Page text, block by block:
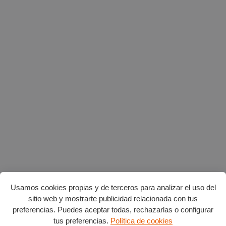
Usamos cookies propias y de terceros para analizar el uso del
sitio web y mostrarte publicidad relacionada con tus
preferencias. Puedes aceptar todas, rechazarlas o configurar
tus preferencias. Política de cookies